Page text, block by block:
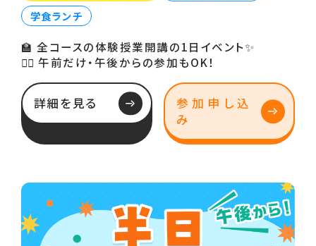
学食ランチ
🏫 全コースの体験授業開講の1日イベント✨
🙆‍♀️ 午前だけ・午後からの参加もOK！
詳細を見る
参加申し込
み